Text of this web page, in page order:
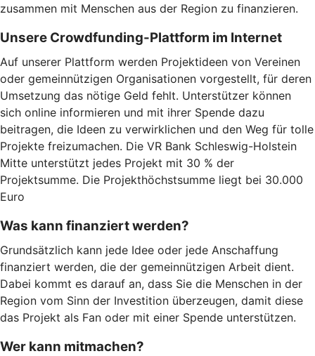
zusammen mit Menschen aus der Region zu finanzieren.
Unsere Crowdfunding-Plattform im Internet
Auf unserer Plattform werden Projektideen von Vereinen
oder gemeinnützigen Organisationen vorgestellt, für deren
Umsetzung das nötige Geld fehlt. Unterstützer können
sich online informieren und mit ihrer Spende dazu
beitragen, die Ideen zu verwirklichen und den Weg für tolle
Projekte freizumachen. Die VR Bank Schleswig-Holstein
Mitte unterstützt jedes Projekt mit 30 % der
Projektsumme. Die Projekthöchstsumme liegt bei 30.000
Euro
Was kann finanziert werden?
Grundsätzlich kann jede Idee oder jede Anschaffung
finanziert werden, die der gemeinnützigen Arbeit dient.
Dabei kommt es darauf an, dass Sie die Menschen in der
Region vom Sinn der Investition überzeugen, damit diese
das Projekt als Fan oder mit einer Spende unterstützen.
Wer kann mitmachen?